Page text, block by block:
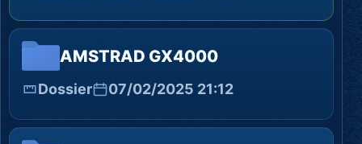
AMSTRAD GX4000
Dossier 07/02/2025 21:12